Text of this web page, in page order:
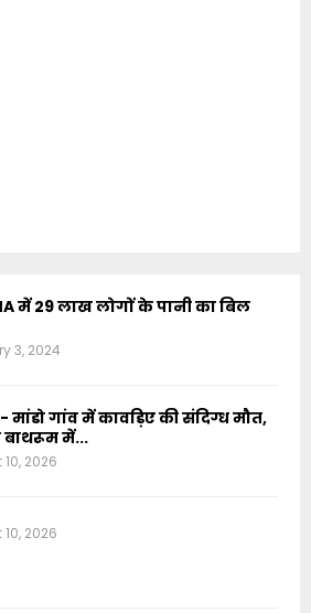
में 29 लाख लोगों के पानी का बिल
3, 2024
मांडो गांव में कावड़िए की संदिग्ध मौत,
में...
2026
2026